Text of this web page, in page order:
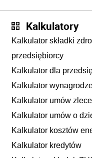
Kalkulatory
Kalkulator składki
przedsiębiorcy
Kalkulator dla
Kalkulator
Kalkulator umów
Kalkulator umów o
Kalkulator kosztów
Kalkulator kredytów